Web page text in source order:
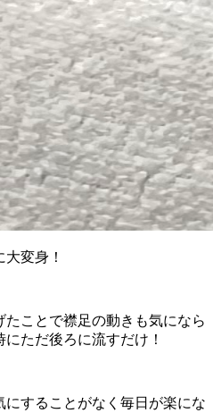
変身！
ことで襟足の動きも気になら
ただ後ろに流すだけ！
することがなく毎日が楽にな